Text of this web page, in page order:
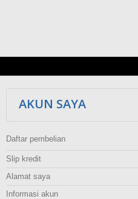
AKUN SAYA
Daftar pembelian
Slip kredit
Alamat saya
Informasi akun